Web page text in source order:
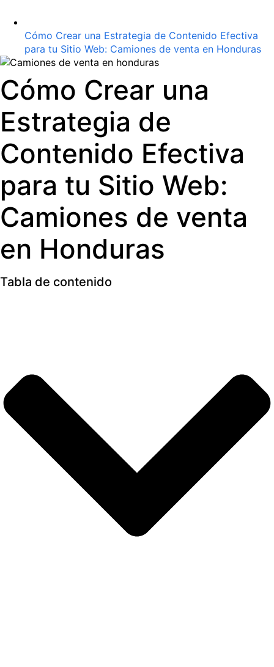
Cómo Crear una Estrategia de Contenido Efectiva
para tu Sitio Web: Camiones de venta en Honduras
Cómo Crear una
Estrategia de
Contenido Efectiva
para tu Sitio Web:
Camiones de venta
en Honduras
Tabla de contenido